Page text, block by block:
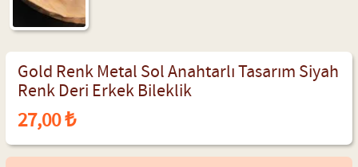
Gold Renk Metal Sol Anahtarlı Tasarım Siyah
Renk Deri Erkek Bileklik
27,00 ₺